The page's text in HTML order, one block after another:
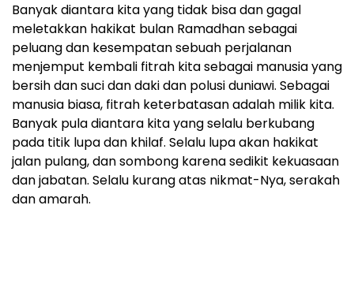
Banyak diantara kita yang tidak bisa dan gagal
meletakkan hakikat bulan Ramadhan sebagai
peluang dan kesempatan sebuah perjalanan
menjemput kembali fitrah kita sebagai manusia yang
bersih dan suci dan daki dan polusi duniawi. Sebagai
manusia biasa, fitrah keterbatasan adalah milik kita.
Banyak pula diantara kita yang selalu berkubang
pada titik lupa dan khilaf. Selalu lupa akan hakikat
jalan pulang, dan sombong karena sedikit kekuasaan
dan jabatan. Selalu kurang atas nikmat-Nya, serakah
dan amarah.